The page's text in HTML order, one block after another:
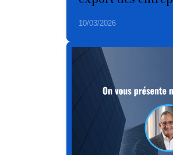
10/03/2026